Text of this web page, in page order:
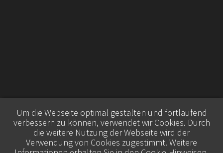
Um die Webseite optimal gestalten und fortlaufend
verbessern zu können, verwendet wir Cookies. Durch
die weitere Nutzung der Webseite wird der
Verwendung von Cookies zugestimmt. Weitere